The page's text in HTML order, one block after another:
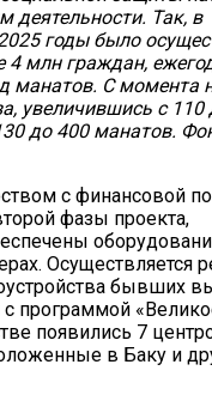
деятельности. Так, в
годы было
млн граждан,
манатов. С момента
увеличившись с 110
до 400 манатов.
с финансовой
фазы проекта,
Осуществляется
бывших
программой
появились 7
в Баку и